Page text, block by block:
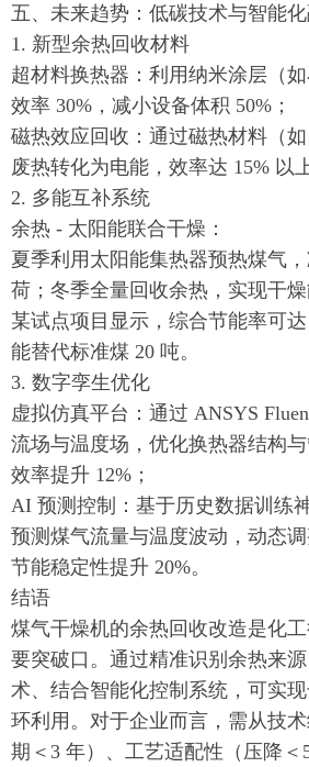
五、未来趋势：低碳技术与智能
1. 新型余热回收材料
超材料换热器：利用纳米涂层（
效率 30%，减小设备体积 50%；
磁热效应回收：通过磁热材料（
废热转化为电能，效率达 15% 以上
2. 多能互补系统
余热 - 太阳能联合干燥：
夏季利用太阳能集热器预热煤气
荷；冬季全量回收余热，实现干燥
某试点项目显示，综合节能率可
能替代标准煤 20 吨。
3. 数字孪生优化
虚拟仿真平台：通过 ANSYS
流场与温度场，优化换热器结构
效率提升 12%；
AI 预测控制：基于历史数据训练
预测煤气流量与温度波动，动态调
节能稳定性提升 20%。
结语
煤气干燥机的余热回收改造是化
要突破口。通过精准识别余热来
术、结合智能化控制系统，可实
环利用。对于企业而言，需从技
期＜3 年）、工艺适配性（压降＜